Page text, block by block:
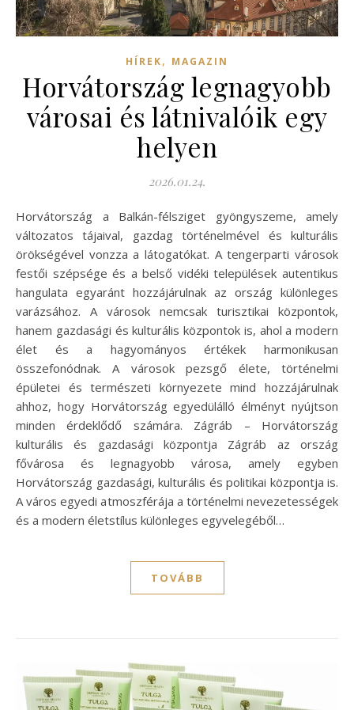
HÍREK, MAGAZIN
Horvátország legnagyobb
városai és látnivalóik egy
helyen
2026.01.24.
Horvátország a Balkán-félsziget gyöngyszeme, amely
változatos tájaival, gazdag történelmével és kulturális
örökségével vonzza a látogatókat. A tengerparti városok
festői szépsége és a belső vidéki települések autentikus
hangulata egyaránt hozzájárulnak az ország különleges
varázsához. A városok nemcsak turisztikai központok,
hanem gazdasági és kulturális központok is, ahol a modern
élet és a hagyományos értékek harmonikusan
összefonódnak. A városok pezsgő élete, történelmi
épületei és természeti környezete mind hozzájárulnak
ahhoz, hogy Horvátország egyedülálló élményt nyújtson
minden érdeklődő számára. Zágráb – Horvátország
kulturális és gazdasági központja Zágráb az ország
fővárosa és legnagyobb városa, amely egyben
Horvátország gazdasági, kulturális és politikai központja is.
A város egyedi atmoszférája a történelmi nevezetességek
és a modern életstílus különleges egyvelegéből…
TOVÁBB